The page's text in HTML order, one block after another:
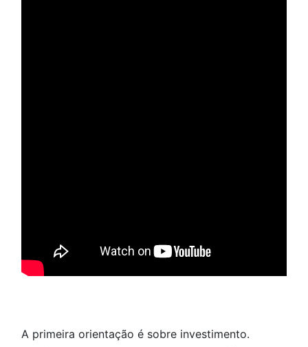
A primeira orientação é sobre investimento.